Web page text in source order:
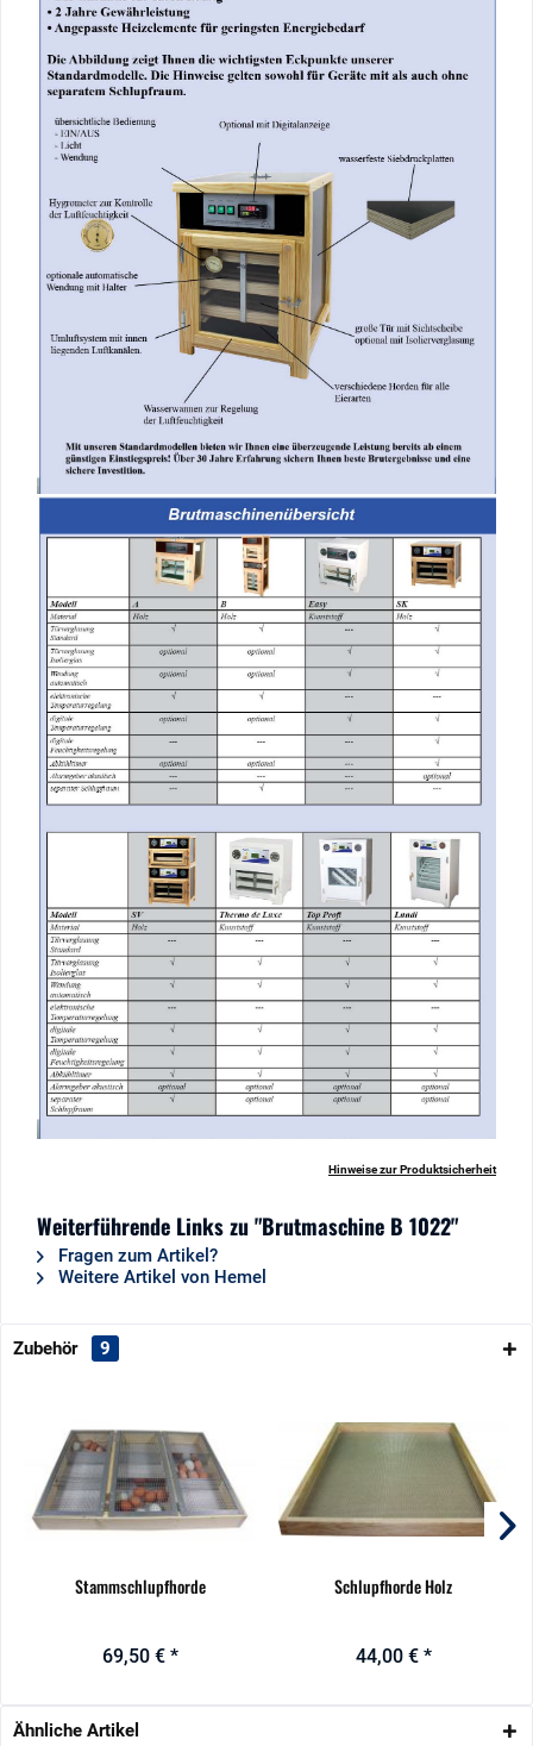
Hinweise zur Produktsicherheit
Weiterführende Links zu "Brutmaschine B 1022"
Fragen zum Artikel?
Weitere Artikel von Hemel
Zubehör 9
Stammschlupfhorde
69,50 € *
Schlupfhorde Holz
44,00 € *
Ähnliche Artikel